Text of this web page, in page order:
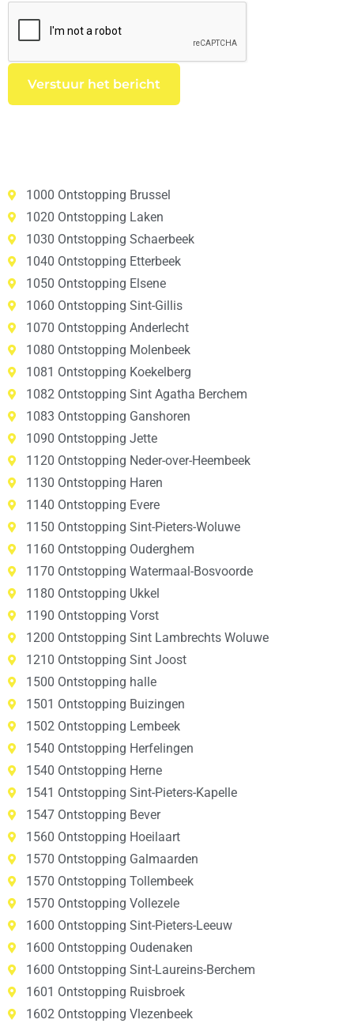
1000 Ontstopping Brussel
1020 Ontstopping Laken
1030 Ontstopping Schaerbeek
1040 Ontstopping Etterbeek
1050 Ontstopping Elsene
1060 Ontstopping Sint-Gillis
1070 Ontstopping Anderlecht
1080 Ontstopping Molenbeek
1081 Ontstopping Koekelberg
1082 Ontstopping Sint Agatha Berchem
1083 Ontstopping Ganshoren
1090 Ontstopping Jette
1120 Ontstopping Neder-over-Heembeek
1130 Ontstopping Haren
1140 Ontstopping Evere
1150 Ontstopping Sint-Pieters-Woluwe
1160 Ontstopping Ouderghem
1170 Ontstopping Watermaal-Bosvoorde
1180 Ontstopping Ukkel
1190 Ontstopping Vorst
1200 Ontstopping Sint Lambrechts Woluwe
1210 Ontstopping Sint Joost
1500 Ontstopping halle
1501 Ontstopping Buizingen
1502 Ontstopping Lembeek
1540 Ontstopping Herfelingen
1540 Ontstopping Herne
1541 Ontstopping Sint-Pieters-Kapelle
1547 Ontstopping Bever
1560 Ontstopping Hoeilaart
1570 Ontstopping Galmaarden
1570 Ontstopping Tollembeek
1570 Ontstopping Vollezele
1600 Ontstopping Sint-Pieters-Leeuw
1600 Ontstopping Oudenaken
1600 Ontstopping Sint-Laureins-Berchem
1601 Ontstopping Ruisbroek
1602 Ontstopping Vlezenbeek